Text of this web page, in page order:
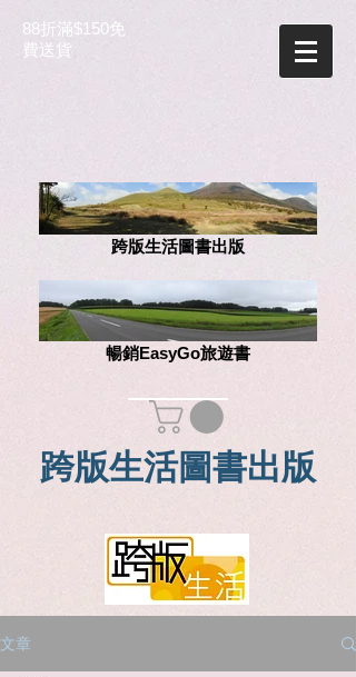
88折滿$150免
費送貨
跨版生活圖書出版
暢銷EasyGo旅遊書
跨版生活圖書出版
文章